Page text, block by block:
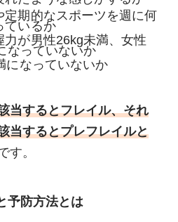
定期的なスポーツを週に何
ているか
力が男性26kg未満、女性
なっていないか
になっていないか
当するとフレイル、それ
当するとプレフレイルと
す。
予防方法とは